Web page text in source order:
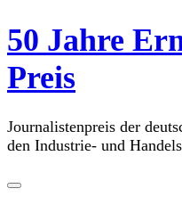
Skip
to
content
50 Jahre
Preis
Journalistenpreis der
den Industrie- und